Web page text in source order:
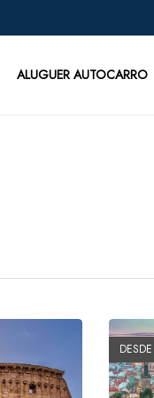
ALUGUER AUTOCARRO
DESDE